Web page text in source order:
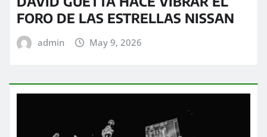
FORO DE LAS ESTRELLAS NISSAN
admin May 9, 2026